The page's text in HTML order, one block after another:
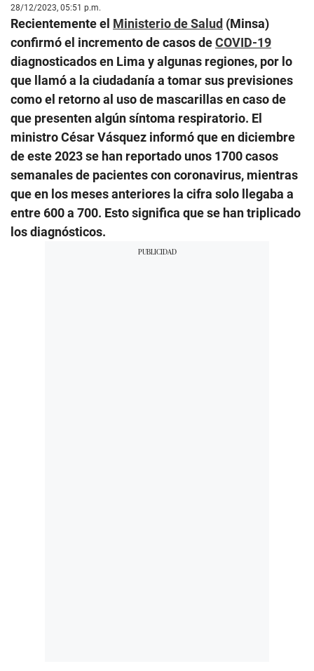
28/12/2023, 05:51 p.m.
Recientemente el Ministerio de Salud (Minsa)
confirmó el incremento de casos deCOVID-19
diagnosticados en Lima y algunas regiones, por lo
que llamó a la ciudadanía a tomar sus previsiones
como el retorno al uso de mascarillas en caso de
que presenten algún síntoma respiratorio. El
ministroCésar Vásquez informó que en diciembre
de este 2023 se han reportado unos 1700 casos
semanales de pacientes con coronavirus, mientras
que en los meses anteriores la cifra solo llegaba a
entre 600 a 700. Esto significa que se han triplicado
los diagnósticos.